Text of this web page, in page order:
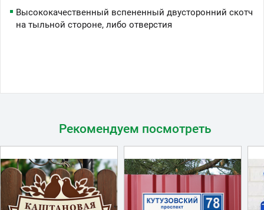
Высококачественный вспененный двусторонний скотч
на тыльной стороне, либо отверстия
Рекомендуем посмотреть